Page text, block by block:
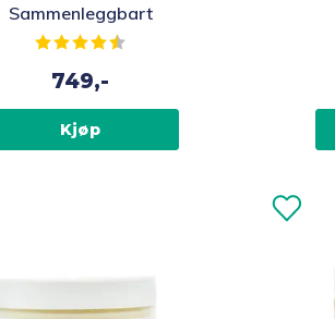
Sammenleggbart
Karakter:
749,-
Kjøp